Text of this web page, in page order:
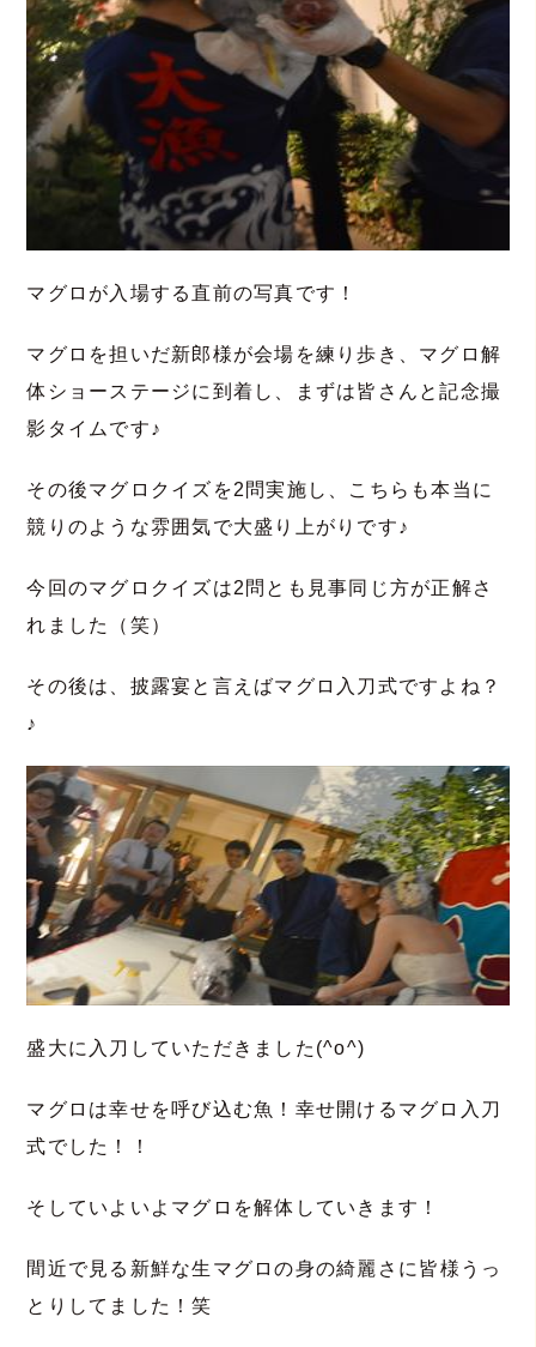
マグロが入場する直前の写真です！
マグロを担いだ新郎様が会場を練り歩き、マグロ解
体ショーステージに到着し、まずは皆さんと記念撮
影タイムです♪
その後マグロクイズを2問実施し、こちらも本当に
競りのような雰囲気で大盛り上がりです♪
今回のマグロクイズは2問とも見事同じ方が正解さ
れました（笑）
その後は、披露宴と言えばマグロ入刀式ですよね？
♪
盛大に入刀していただきました(^o^)
マグロは幸せを呼び込む魚！幸せ開けるマグロ入刀
式でした！！
そしていよいよマグロを解体していきます！
間近で見る新鮮な生マグロの身の綺麗さに皆様うっ
とりしてました！笑